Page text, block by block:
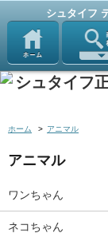
シュタイフ
ホーム > アニマル
アニマル
ワンちゃん
ネコちゃん